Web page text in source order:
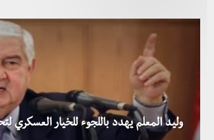
وليد المعلم يهدد باللجوء للخيار العسكري